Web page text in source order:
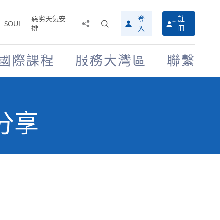
SOUL
惡劣天氣安
排
搜
尋
介
面
登
入
註
冊
國際課程 服務大灣區 聯繫
享